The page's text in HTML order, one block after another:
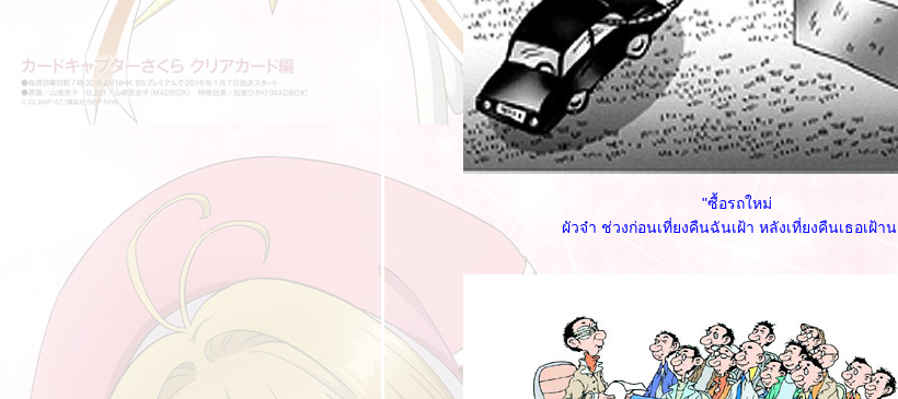
คำพูดเรียกกำลังใจในการ์ตูน II
การ์ตูนเทียบเคียงความเป็นจริง : พฤติกรรม 'บูล
ลี่'
การ์ตูนเทียบเคียงความเป็นจริง : ทดสอบ
[รีวิวสั้น] การ์ตูนที่ได้ดูในช่วงปี 2019 ที่ผ่านมา
รวมหนังสือการ์ตูนที่ดองไว้ยังไม่ได้อ่าน ปี 2019
เห็นแล้วอยากเล่นบ้าง
巴啦啦小魔仙 Live Action สัญชาติจีน The
นางเอกจืดจาง ที่ถูกลืม
สาวจีนในอนิเม
"ซื้อรถใหม่
ผัวจ๋า ช่วงก่อนเที่ยงคืนฉันเฝ้า หลังเที่ยงคืนเธอเฝ้า